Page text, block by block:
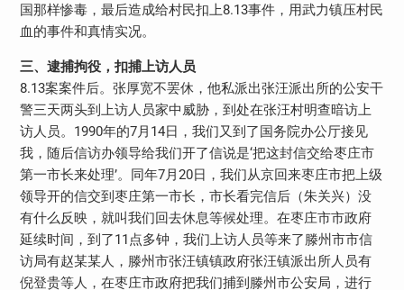
国那样惨毒，最后造成给村民扣上8.13事件，用武力镇压村民
血的事件和真情实况。
三、逮捕拘役，扣捕上访人员
8.13案案件后。张厚宽不罢休，他私派出张汪派出所的公安干
警三天两头到上访人员家中威胁，到处在张汪村明查暗访上
访人员。1990年的7月14日，我们又到了国务院办公厅接见
我，随后信访办领导给我们开了信说是‘把这封信交给枣庄市
第一市长来处理’。同年7月20日，我们从京回来枣庄市把上级
领导开的信交到枣庄第一市长，市长看完信后（朱关兴）没
有什么反映，就叫我们回去休息等候处理。在枣庄市市政府
延续时间，到了11点多钟，我们上访人员等来了滕州市市信
访局有赵某某人，滕州市张汪镇镇政府张汪镇派出所人员有
倪登贵等人，在枣庄市政府把我们捕到滕州市公安局，进行